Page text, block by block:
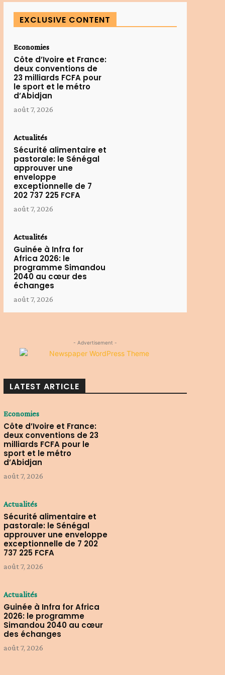
EXCLUSIVE CONTENT
Economies
Côte d’Ivoire et France:
deux conventions de
23 milliards FCFA pour
le sport et le métro
d’Abidjan
août 7, 2026
Actualités
Sécurité alimentaire et
pastorale: le Sénégal
approuver une
enveloppe
exceptionnelle de 7
202 737 225 FCFA
août 7, 2026
Actualités
Guinée à Infra for
Africa 2026: le
programme Simandou
2040 au cœur des
échanges
août 7, 2026
- Advertisement -
LATEST ARTICLE
Economies
Côte d’Ivoire et France:
deux conventions de 23
milliards FCFA pour le
sport et le métro
d’Abidjan
août 7, 2026
Actualités
Sécurité alimentaire et
pastorale: le Sénégal
approuver une enveloppe
exceptionnelle de 7 202
737 225 FCFA
août 7, 2026
Actualités
Guinée à Infra for Africa
2026: le programme
Simandou 2040 au cœur
des échanges
août 7, 2026